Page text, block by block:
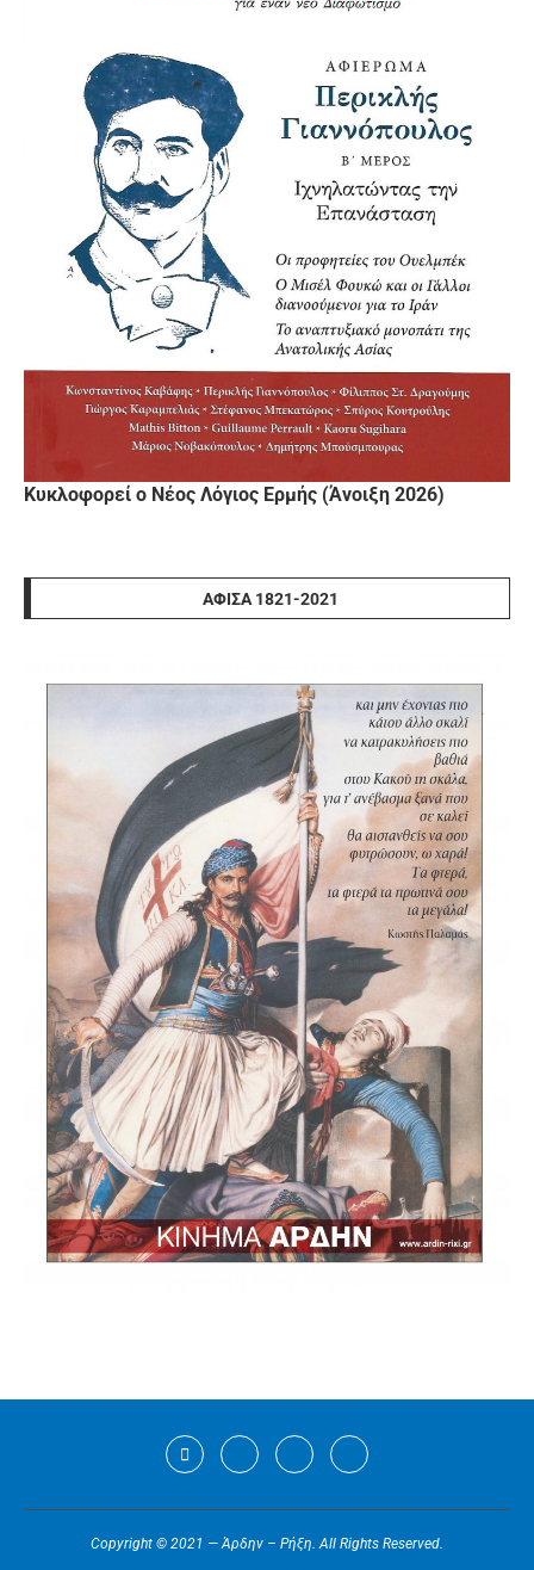
Κυκλοφορεί ο Νέος Λόγιος Ερμής (Άνοιξη 2026)
ΑΦΊΣΑ 1821-2021
Copyright © 2021 — Άρδην – Ρήξη. All Rights Reserved.